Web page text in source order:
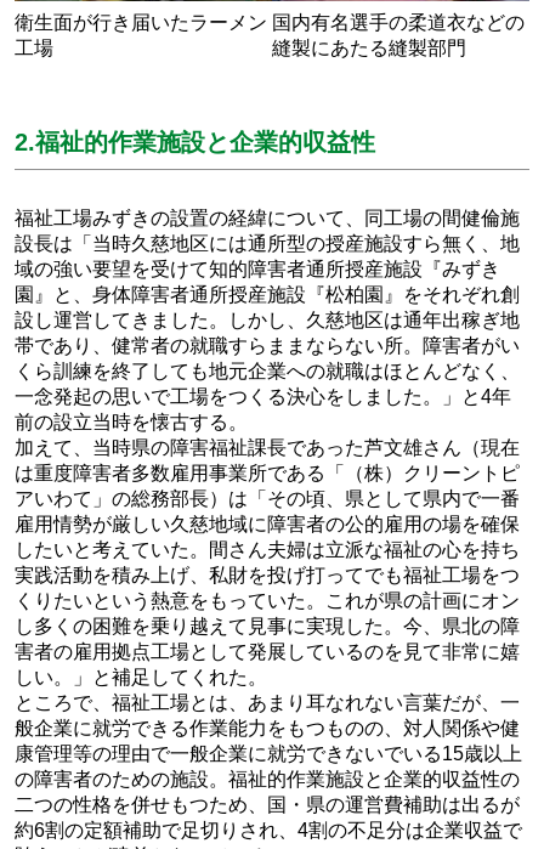
衛生面が行き届いたラーメン
工場
国内有名選手の柔道衣などの
縫製にあたる縫製部門
2.福祉的作業施設と企業的収益性
福祉工場みずきの設置の経緯について、同工場の間健倫施
設長は「当時久慈地区には通所型の授産施設すら無く、地
域の強い要望を受けて知的障害者通所授産施設『みずき
園』と、身体障害者通所授産施設『松柏園』をそれぞれ創
設し運営してきました。しかし、久慈地区は通年出稼ぎ地
帯であり、健常者の就職すらままならない所。障害者がい
くら訓練を終了しても地元企業への就職はほとんどなく、
一念発起の思いで工場をつくる決心をしました。」と4年
前の設立当時を懐古する。
加えて、当時県の障害福祉課長であった芦文雄さん（現在
は重度障害者多数雇用事業所である「（株）クリーントピ
アいわて」の総務部長）は「その頃、県として県内で一番
雇用情勢が厳しい久慈地域に障害者の公的雇用の場を確保
したいと考えていた。間さん夫婦は立派な福祉の心を持ち
実践活動を積み上げ、私財を投げ打ってでも福祉工場をつ
くりたいという熱意をもっていた。これが県の計画にオン
し多くの困難を乗り越えて見事に実現した。今、県北の障
害者の雇用拠点工場として発展しているのを見て非常に嬉
しい。」と補足してくれた。
ところで、福祉工場とは、あまり耳なれない言葉だが、一
般企業に就労できる作業能力をもつものの、対人関係や健
康管理等の理由で一般企業に就労できないでいる15歳以上
の障害者のための施設。福祉的作業施設と企業的収益性の
二つの性格を併せもつため、国・県の運営費補助は出るが
約6割の定額補助で足切りされ、4割の不足分は企業収益で